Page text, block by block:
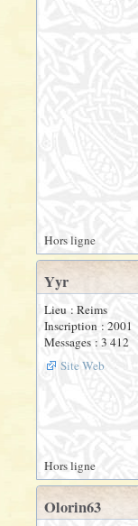
Hors ligne
Yyr
Lieu : Reims
Inscription : 2001
Messages : 3 412
Site Web
Hors ligne
Olorin63